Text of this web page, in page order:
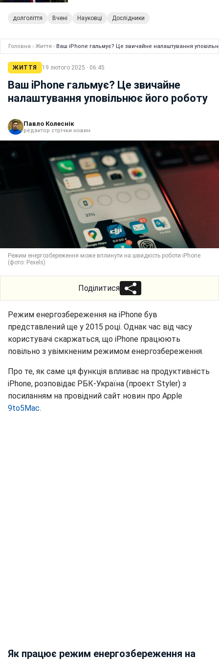
долголіття Вчені Науковці Дослідники
Головна › Життя › Ваш iPhone гальмує? Це звичайне налаштування
ЖИТТЯ 19 лютого 2025 · 06:45
Ваш iPhone гальмує? Це звичайне
налаштування уповільнює його роботу
Павло Колеснік
редактор стрічки новин
Режим енергозбереження може вплинути на швидкість роботи iPhone
(фото: Pexels)
Поділитися
Режим енергозбереження на iPhone був
представлений ще у 2015 році. Однак час від часу
користувачі скаржаться, що iPhone працюють
повільно з увімкненим режимом енергозбереження.
Про те, як саме ця функція впливає на продуктивність
iPhone, розповідає РБК-Україна (проект Styler) з
посиланням на провідний сайт новин про Apple
9to5Mac.
Як працює режим енергозбереження на